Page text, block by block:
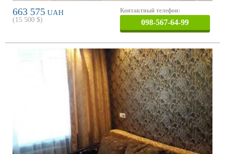
663 575 UAH
(15 500 $)
Контактный телефон:
098-567-64-99